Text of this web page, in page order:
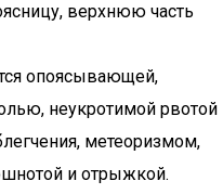
верхнюю часть
опоясывающей,
неукротимой рвотой
метеоризмом,
и отрыжкой.